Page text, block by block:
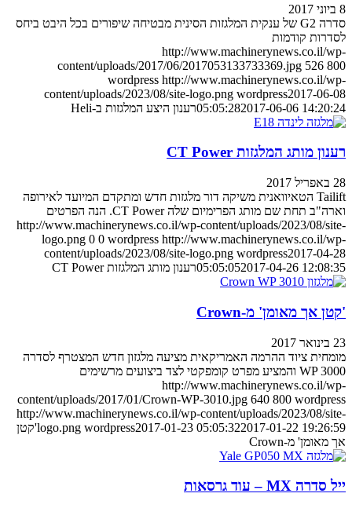
8 ביוני 2017
סדרה G2 של ענקית המלגזות הסינית מבטיחה שיפורים בכל היבט ביחס
לסדרות קודמות
http://www.machinerynews.co.il/wp-
content/uploads/2017/06/2017053133733369.jpg 526 800
wordpress http://www.machinerynews.co.il/wp-
content/uploads/2023/08/site-logo.png wordpress2017-06-08
05:05:282017-06-06 14:20:24 רענון היצע המלגזות ב-Heli
רענון מותג המלגזות CT Power
28 באפריל 2017
Tailift הטאיוואנית משיקה דור מלגזות חדש ומתקדם המיועד לאירופה
וארה"ב תחת שם מותג הפרימיום שלה CT Power. הנה הפרטים
http://www.machinerynews.co.il/wp-content/uploads/2023/08/site-
logo.png 0 0 wordpress http://www.machinerynews.co.il/wp-
content/uploads/2023/08/site-logo.png wordpress2017-04-28
05:05:052017-04-26 12:08:35 רענון מותג המלגזות CT Power
'קטן אך מאומן' מ-Crown
23 בינואר 2017
מומחית ציוד ההרמה האמריקאית מציעה מלגזון חדש המצטרף לסדרה
WP 3000 והמציע מפרט קומפקטי לצד ביצועים מרשימים
http://www.machinerynews.co.il/wp-
content/uploads/2017/01/Crown-WP-3010.jpg 640 800 wordpress
http://www.machinerynews.co.il/wp-content/uploads/2023/08/site-
logo.png wordpress2017-01-23 05:05:322017-01-22 19:26:59
'קטן
אך מאומן' מ-Crown
ייל סדרה MX – עוד גרסאות